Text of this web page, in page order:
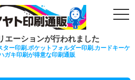
エーションが行われました
ー印刷.ポケットフォルダー印刷.カードキーケ
ガキ印刷が得意な印刷通販